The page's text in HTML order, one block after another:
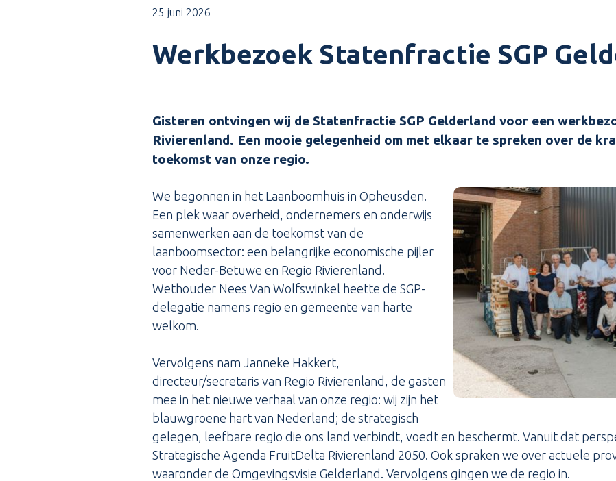
25 juni 2026
Werkbezoek Statenfractie SGP
Gisteren ontvingen wij de Statenfractie SGP Gelderland voor een
Rivierenland. Een mooie gelegenheid om met elkaar te spreken over de
toekomst van onze regio.
We begonnen in het Laanboomhuis in Opheusden.
Een plek waar overheid, ondernemers en onderwijs
samenwerken aan de toekomst van de
laanboomsector: een belangrijke economische pijler
voor Neder-Betuwe en Regio Rivierenland.
Wethouder Nees Van Wolfswinkel heette de SGP-
delegatie namens regio en gemeente van harte
welkom.
Vervolgens nam Janneke Hakkert,
directeur/secretaris van Regio Rivierenland, de gasten
mee in het nieuwe verhaal van onze regio: wij zijn het
blauwgroene hart van Nederland; de strategisch
gelegen, leefbare regio die ons land verbindt, voedt en beschermt. Vanuit dat
Strategische Agenda FruitDelta Rivierenland 2050. Ook spraken we over actuele
waaronder de Omgevingsvisie Gelderland. Vervolgens gingen we de regio in.